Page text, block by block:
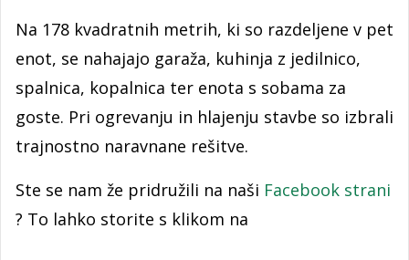
Na 178 kvadratnih metrih, ki so razdeljene v pet
enot, se nahajajo garaža, kuhinja z jedilnico,
spalnica, kopalnica ter enota s sobama za
goste. Pri ogrevanju in hlajenju stavbe so izbrali
trajnostno naravnane rešitve.
Ste se nam že pridružili na naši Facebook strani
? To lahko storite s klikom na